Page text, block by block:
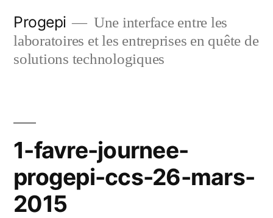
content
Progepi
Une interface entre les
laboratoires et les entreprises en quête de
solutions technologiques
1-favre-journee-
progepi-ccs-26-mars-
2015